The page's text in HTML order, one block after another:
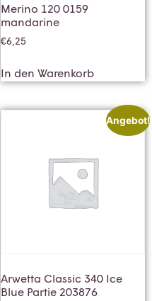
Merino 120 0159
mandarine
€6,25
In den Warenkorb
Angebot!
Arwetta Classic 340 Ice
Blue Partie 203876